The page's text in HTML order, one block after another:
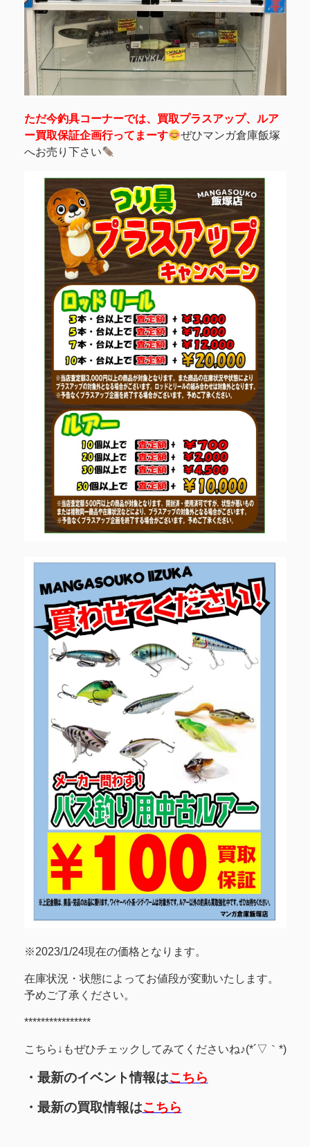
ただ今釣具コーナーでは、買取プラスアップ、ルア
ー買取保証企画行ってまーす
ぜひマンガ倉庫飯塚
へお売り下さい
※2023/1/24現在の価格となります。
在庫状況・状態によってお値段が変動いたします。
予めご了承ください。
****************
こちら↓もぜひチェックしてみてくださいね♪(*´▽｀*)
・最新のイベント情報はこちら
・最新の買取情報はこちら